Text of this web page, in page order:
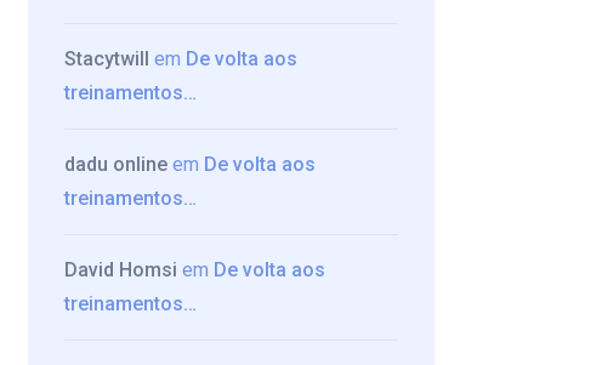
Stacytwill em De volta aos
treinamentos…
dadu online em De volta aos
treinamentos…
David Homsi em De volta aos
treinamentos…